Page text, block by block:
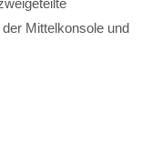
Mittelkonsole und